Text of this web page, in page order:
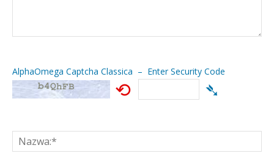
AlphaOmega Captcha Classica – Enter Security Code
⟲ ➴